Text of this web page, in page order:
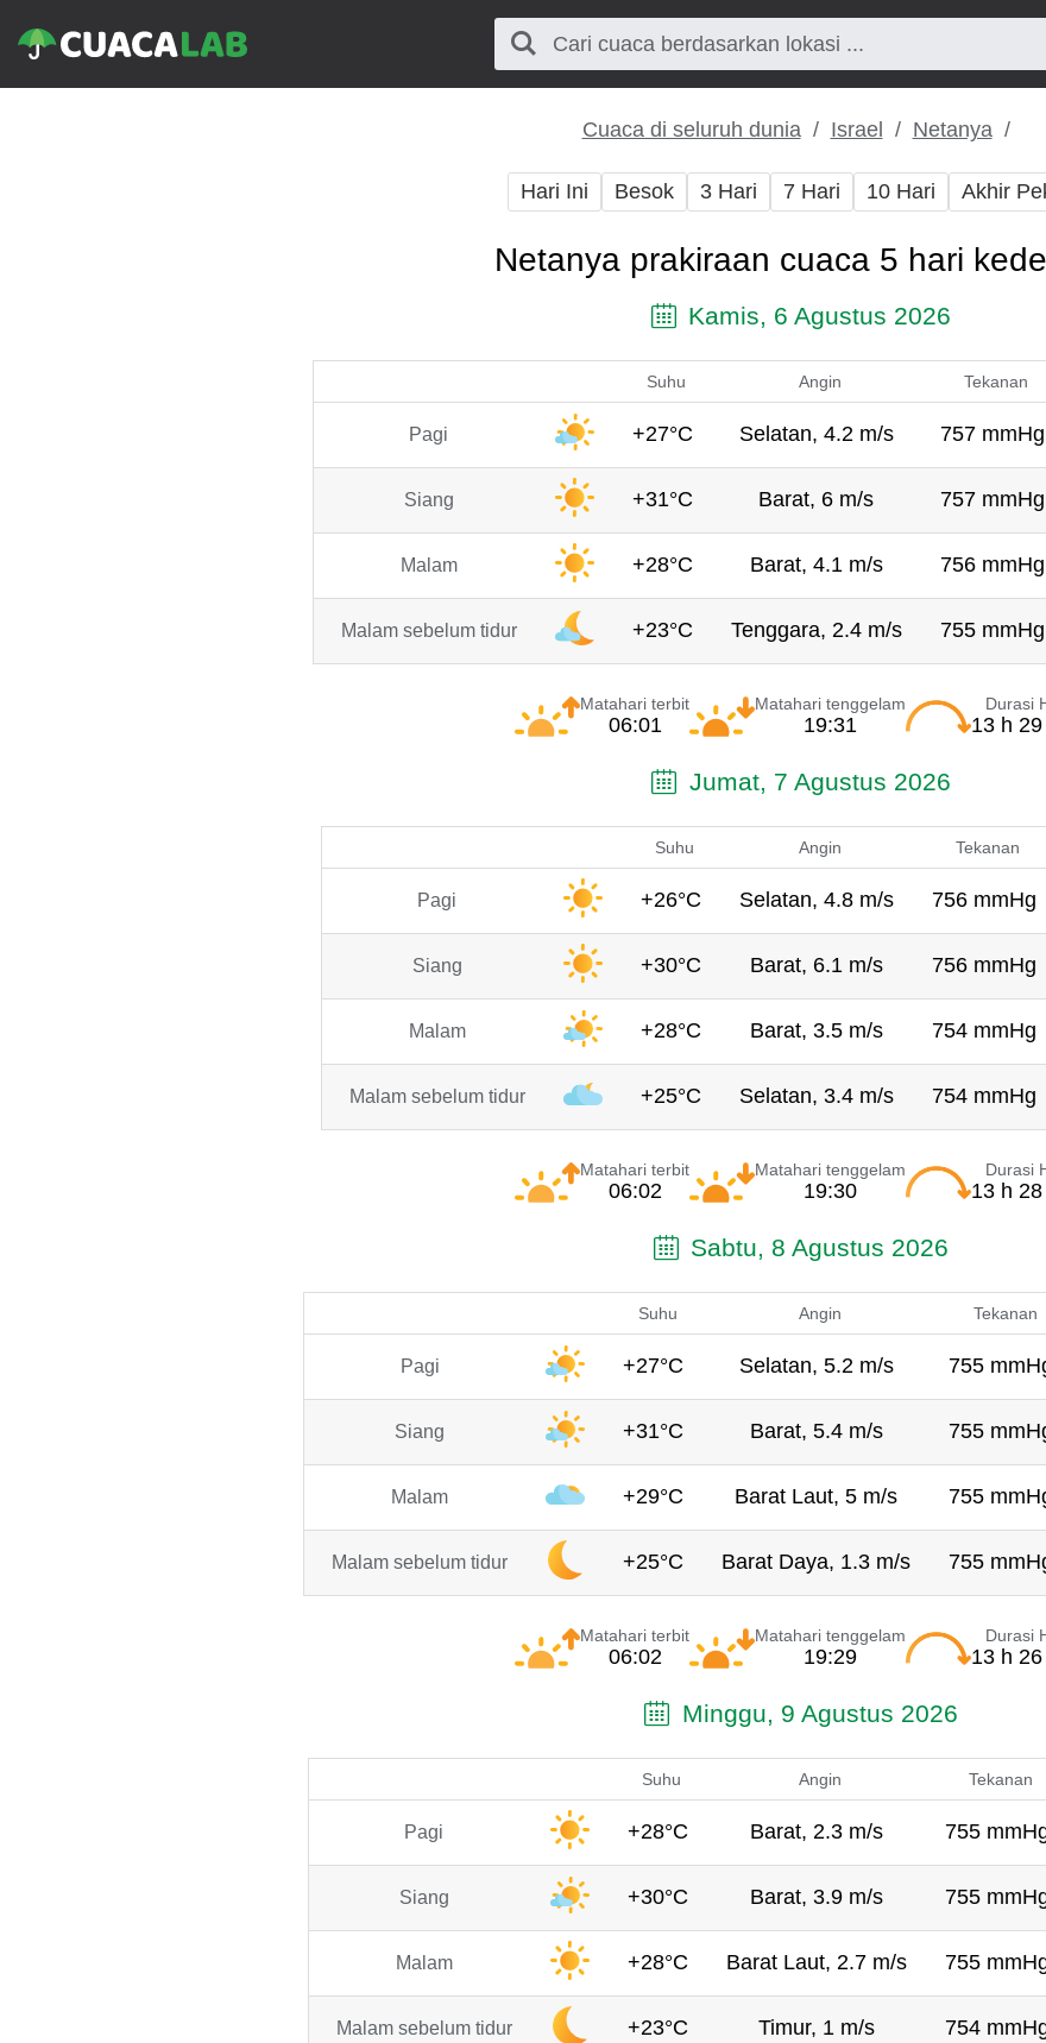
Cuaca di seluruh dunia Israel Netanya
Hari Ini Besok 3 Hari 7 Hari 10 Hari Akhir
Netanya prakiraan cuaca 5 hari
Kamis, 6 Agustus 2026
Suhu Angin Tekanan
Pagi +27°C Selatan, 4.2 m/s 757 mmHg
Siang +31°C Barat, 6 m/s 757 mmHg
Malam +28°C Barat, 4.1 m/s 756 mmHg
Malam sebelum tidur +23°C Tenggara, 2.4 m/s 755 mmHg
Matahari terbit
06:01
Matahari tenggelam
19:31
Durasi
13 h
Jumat, 7 Agustus 2026
Suhu Angin Tekanan
Pagi +26°C Selatan, 4.8 m/s 756 mmHg
Siang +30°C Barat, 6.1 m/s 756 mmHg
Malam +28°C Barat, 3.5 m/s 754 mmHg
Malam sebelum tidur +25°C Selatan, 3.4 m/s 754 mmHg
Matahari terbit
06:02
Matahari tenggelam
19:30
Durasi
13 h
Sabtu, 8 Agustus 2026
Suhu Angin Tekanan
Pagi +27°C Selatan, 5.2 m/s 755
Siang +31°C Barat, 5.4 m/s 755
Malam +29°C Barat Laut, 5 m/s 755
Malam sebelum tidur +25°C Barat Daya, 1.3 m/s 755
Matahari terbit
06:02
Matahari tenggelam
19:29
Durasi
13 h
Minggu, 9 Agustus 2026
Suhu Angin Tekanan
Pagi +28°C Barat, 2.3 m/s 755
Siang +30°C Barat, 3.9 m/s 755
Malam +28°C Barat Laut, 2.7 m/s 755
Malam sebelum tidur +23°C Timur, 1 m/s 754